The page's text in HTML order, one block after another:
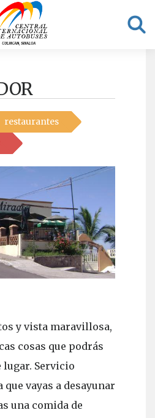
restaurantes
y vista maravillosa,
cosas que podrás
lugar. Servicio
que vayas a desayunar
una comida de